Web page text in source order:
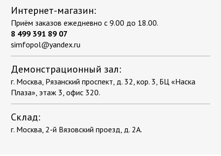
Интернет-магазин:
Приём заказов ежедневно с 9.00 до 18.00.
8 499 391 89 07
simfopol@yandex.ru
Демонстрационный зал:
г. Москва, Рязанский проспект, д. 32, кор. 3, БЦ «Наска
Плаза», этаж 3, офис 320.
Склад:
г. Москва, 2-й Вязовский проезд, д. 2А.